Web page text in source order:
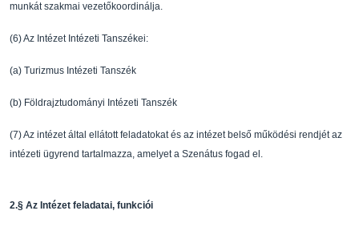
munkát szakmai vezetőkoordinálja.
(6)Az Intézet Intézeti Tanszékei:
(a) Turizmus Intézeti Tanszék
(b) Földrajztudományi Intézeti Tanszék
(7)Az intézet által ellátott feladatokat és az intézetbelső mű ködési rendjét az
intézeti ügyrend tartalmazza, amelyet a Szenátus fogad el.
2.§ Az Intézet feladatai, funkciói